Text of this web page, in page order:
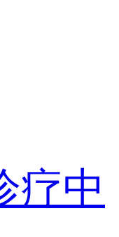
疗中